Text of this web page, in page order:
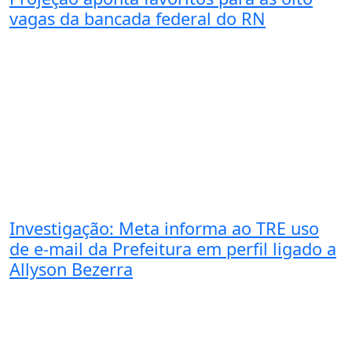
vagas da bancada federal do RN
Investigação: Meta informa ao TRE uso
de e-mail da Prefeitura em perfil ligado a
Allyson Bezerra